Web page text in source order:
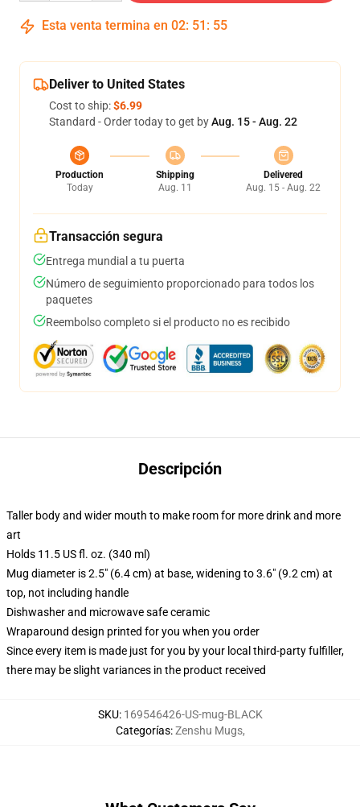
Esta venta termina en 02: 51 : 55
Deliver to United States
Cost to ship:$6.99
Standard - Order today to get byAug. 15 - Aug. 22
Production
Today
Shipping
Aug. 11
Delivered
Aug. 15 - Aug. 22
Transacción segura
Entrega mundial a tu puerta
Número de seguimiento proporcionado para todos los
paquetes
Reembolso completo si el producto no es recibido
Descripción
Taller body and wider mouth to make room for more drink and more
art
Holds 11.5 US fl. oz. (340 ml)
Mug diameter is 2.5" (6.4 cm) at base, widening to 3.6" (9.2 cm) at
top, not including handle
Dishwasher and microwave safe ceramic
Wraparound design printed for you when you order
Since every item is made just for you by your local third-party fulfiller,
there may be slight variances in the product received
SKU: 169546426-US-mug-BLACK
Categorías:Zenshu Mugs,